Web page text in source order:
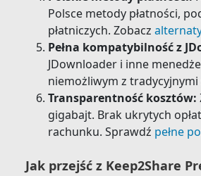
Polsce metody płatności,
płatniczych. Zobacz
Pełna kompatybilność z
JDownloader i inne
niemożliwym z
Transparentność kosztów:
gigabajt. Brak ukrytych
rachunku. Sprawdź pełne
Jak przejść z Keep2Share